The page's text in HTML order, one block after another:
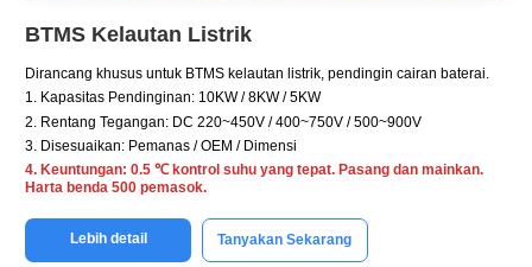
BTMS Kelautan Listrik
Dirancang khusus untuk BTMS kelautan listrik, pendingin cairan baterai.
1. Kapasitas Pendinginan: 10KW / 8KW / 5KW
2. Rentang Tegangan: DC 220~450V / 400~750V / 500~900V
3. Disesuaikan: Pemanas / OEM / Dimensi
4. Keuntungan: 0.5 ℃ kontrol suhu yang tepat. Pasang dan mainkan.
Harta benda 500 pemasok.
Lebih detail Tanyakan Sekarang